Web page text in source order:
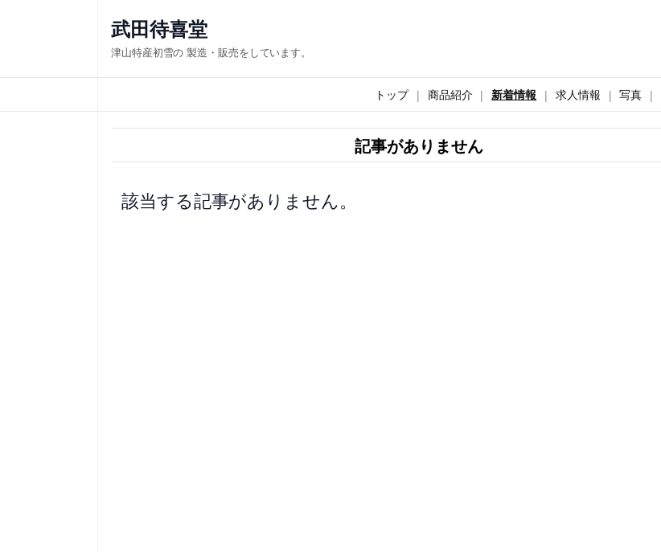
ス
キ
武田待喜堂
津山特産初雪の 製造・販売をしています。
トップ 商品紹介 新着情報 求人情報 写真
記事がありません
該当する記事がありません。